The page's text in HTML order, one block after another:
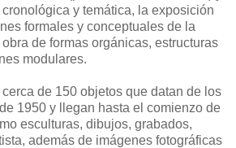
y temática, la exposición
formales y conceptuales de la
de formas orgánicas, estructuras
modulares.
de 150 objetos que datan de los
1950 y llegan hasta el comienzo de
esculturas, dibujos, grabados,
además de imágenes fotográficas